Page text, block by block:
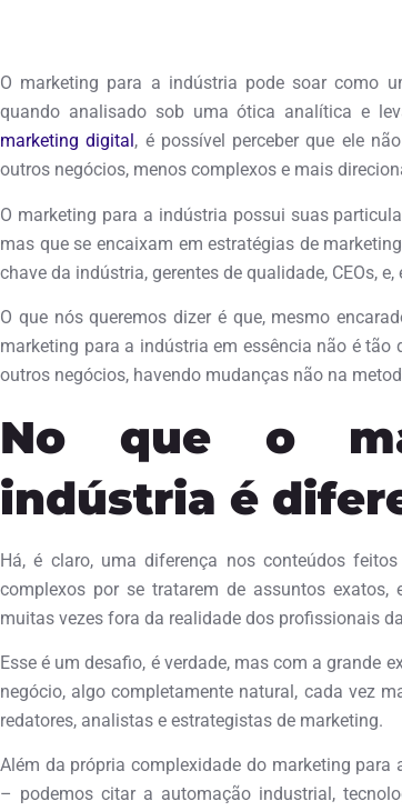
O marketing para a indústria pode soar como
quando analisado sob uma ótica analítica e
marketing digital , é possível perceber que ele
outros negócios, menos complexos e mais
O marketing para a indústria possui suas
mas que se encaixam em estratégias de
chave da indústria, gerentes de qualidade, CEOs,
O que nós queremos dizer é que, mesmo
marketing para a indústria em essência não é
outros negócios, havendo mudanças não na
No que o
indústria é
Há, é claro, uma diferença nos conteúdos
complexos por se tratarem de assuntos
muitas vezes fora da realidade dos profissionais
Esse é um desafio, é verdade, mas com a grande
negócio, algo completamente natural, cada vez
redatores, analistas e estrategistas de marketing.
Além da própria complexidade do marketing
– podemos citar a automação industrial,